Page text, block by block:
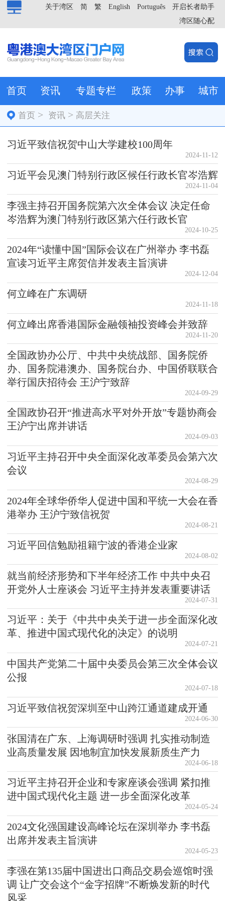
开启长者助手
Português
English
繁
简
关于湾区
湾区随心配
首页 资讯 专题专栏 政策 办事 城市
首页 > 资讯 > 高层关注
习近平致信祝贺中山大学建校100周年
2024-11-12
习近平会见澳门特别行政区候任行政长官岑浩辉
2024-11-04
李强主持召开国务院第六次全体会议 决定任命
岑浩辉为澳门特别行政区第六任行政长官
2024-10-25
2024年“读懂中国”国际会议在广州举办 李书磊
宣读习近平主席贺信并发表主旨演讲
2024-12-04
何立峰在广东调研
2024-11-18
何立峰出席香港国际金融领袖投资峰会并致辞
2024-11-20
全国政协办公厅、中共中央统战部、国务院侨
办、国务院港澳办、国务院台办、中国侨联联合
举行国庆招待会 王沪宁致辞
2024-09-29
全国政协召开“推进高水平对外开放”专题协商会
王沪宁出席并讲话
2024-09-03
习近平主持召开中央全面深化改革委员会第六次
会议
2024-08-29
2024年全球华侨华人促进中国和平统一大会在香
港举办 王沪宁致信祝贺
2024-08-21
习近平回信勉励祖籍宁波的香港企业家
2024-08-02
就当前经济形势和下半年经济工作 中共中央召
开党外人士座谈会 习近平主持并发表重要讲话
2024-07-31
习近平：关于《中共中央关于进一步全面深化改
革、推进中国式现代化的决定》的说明
2024-07-21
中国共产党第二十届中央委员会第三次全体会议
公报
2024-07-18
习近平致信祝贺深圳至中山跨江通道建成开通
2024-06-30
张国清在广东、上海调研时强调 扎实推动制造
业高质量发展 因地制宜加快发展新质生产力
2024-06-18
习近平主持召开企业和专家座谈会强调 紧扣推
进中国式现代化主题 进一步全面深化改革
2024-05-24
2024文化强国建设高峰论坛在深圳举办 李书磊
出席并发表主旨演讲
2024-05-23
李强在第135届中国进出口商品交易会巡馆时强
调 让广交会这个“金字招牌”不断焕发新的时代
风采